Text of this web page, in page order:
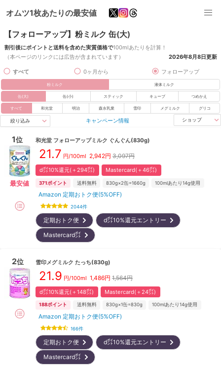
オムツ1枚あたりの最安値
【フォローアップ】粉ミルク 缶(大)
割引後にポイントと送料を含めた実質価格で100mlあたりを計算！
（本ページのリンクには広告が含まれています）
2026年8月8日更新
すべて 0ヶ月から フォローアップ
粉ミルク 液体ミルク
缶(大) 缶(小) スティック キューブ つめかえ
すべて 和光堂 明治 森永乳業 雪印 メグミルク グリコ
絞り込み キャンペーン情報 ショップ
1位
最安値
和光堂 フォローアップミルク ぐんぐん(830g)
21.7 円/100ml 2,942円 3,097円
d㌽10%還元(＋294㌽) Mastercard(＋46㌽)
371ポイント 送料無料 830g×2缶=1660g 100mlあたり14g使用
Amazon 定期おトク便(5%OFF)
2044件
定期おトク便
d㌽10%還元エントリー
Mastercard㌽
2位 雪印メグミルク たっち(830g)
21.9 円/100ml 1,486円 1,564円
d㌽10%還元(＋148㌽) Mastercard(＋24㌽)
188ポイント 送料無料 830g×1缶=830g 100mlあたり14g使用
Amazon 定期おトク便(5%OFF)
166件
定期おトク便
d㌽10%還元エントリー
Mastercard㌽